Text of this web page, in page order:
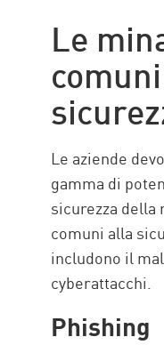
Come
Protezione
rete con CP
Risorse
Le
Le aziende
gamma di
sicurezza della
comuni alla
includono il
cyberattacchi.
Phishing